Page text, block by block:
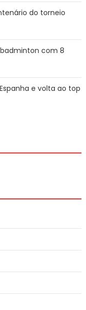
do torneio
com 8
e volta ao top